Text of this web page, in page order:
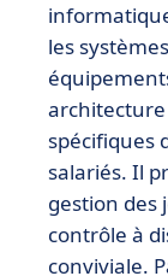
les
spécifiques
salariés. Il
gestion des
contrôle à
conviviale.